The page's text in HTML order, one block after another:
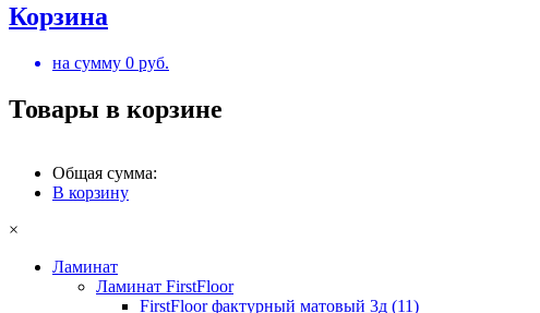
Корзина
на сумму 0 руб.
Товары в корзине
Общая сумма:
В корзину
×
Ламинат
Ламинат FirstFloor
FirstFloor фактурный матовый 3д (11)